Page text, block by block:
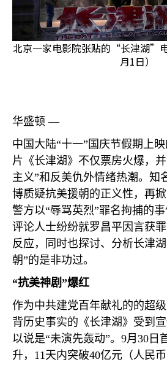
北京一家电影院张贴的“长津湖”
月1日）
华盛顿 —
中国大陆“十一”国庆节假期上
片《长津湖》不仅票房火爆，
主义”和反美仇外情绪热潮。知
博质疑抗美援朝的正义性，再
警方以“辱骂英烈”罪名拘捕的事
评论人士纷纷就罗昌平因言获
反应，同时也探讨、分析长津
朝”的是非功过。
“抗美神剧”爆红
作为中共建党百年献礼的的超
背历史事实的《长津湖》受到
以说是“未演先轰动”。 9月 30 日
升， 11天内突破40亿元（人民